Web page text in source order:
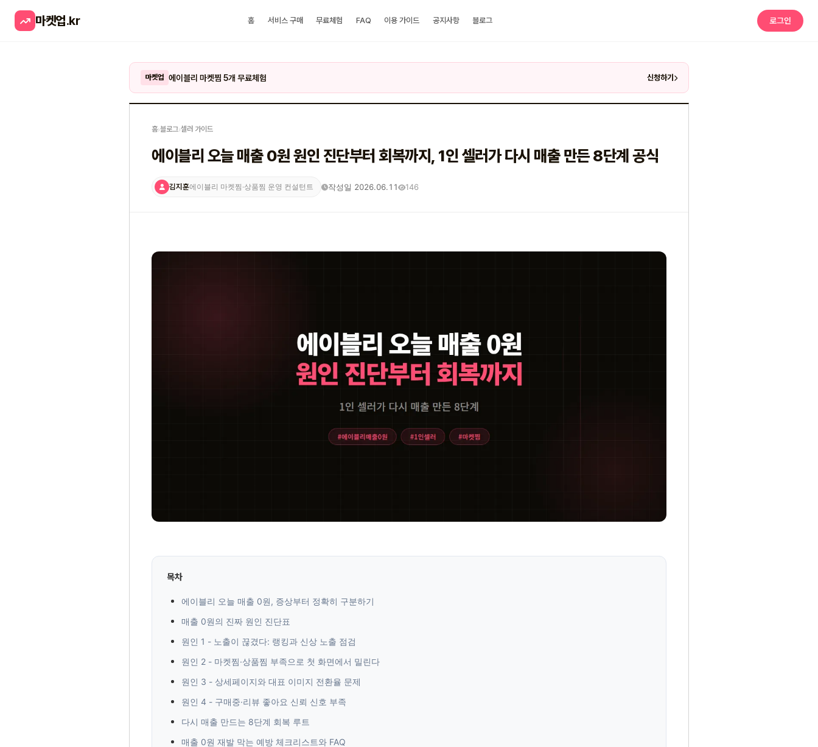
마켓업.kr 홈 서비스 구매 무료체험 FAQ 이용 가이드 공지사항 블로그 로그인
마켓업 에이블리 마켓찜 5개 무료체험 신청하기
홈›블로그›셀러 가이드
에이블리 오늘 매출 0원 원인 진단부터 회복까지, 1인 셀러가 다시 매출 만든 8단계 공식
김지훈에이블리 마켓찜·상품찜 운영 컨설턴트 작성일 2026.06.11 146
목차
에이블리 오늘 매출 0원, 증상부터 정확히 구분하기
매출 0원의 진짜 원인 진단표
원인 1 - 노출이 끊겼다: 랭킹과 신상 노출 점검
원인 2 - 마켓찜·상품찜 부족으로 첫 화면에서 밀린다
원인 3 - 상세페이지와 대표 이미지 전환율 문제
원인 4 - 구매중·리뷰 좋아요 신뢰 신호 부족
다시 매출 만드는 8단계 회복 루트
매출 0원 재발 막는 예방 체크리스트와 FAQ